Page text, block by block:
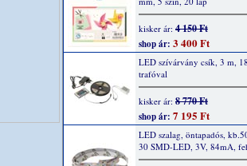
kisker ár: 4 150 Ft
shop ár: 3 400 Ft
LED szívárvány csík, 3 m,
trafóval
kisker ár: 8 770 Ft
shop ár: 7 195 Ft
LED szalag, öntapadós,
30 SMD-LED, 3V, 84mA,